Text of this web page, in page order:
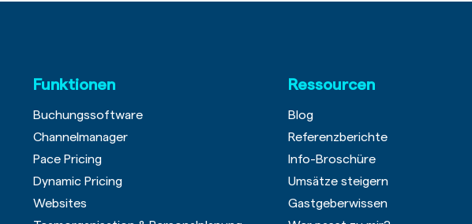
Funktionen
Buchungssoftware
Channelmanager
Pace Pricing
Dynamic Pricing
Websites
Ressourcen
Blog
Referenzberichte
Info-Broschüre
Umsätze steigern
Gastgeberwissen